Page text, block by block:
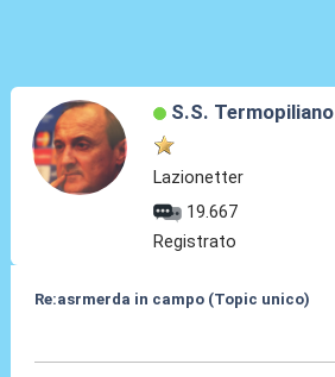
S.S. Termopiliano
Lazionetter
19.667
Registrato
Re:asrmerda in campo (Topic unico)